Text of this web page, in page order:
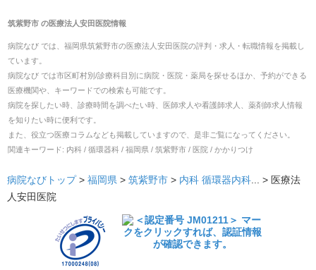
筑紫野市の医療法人安田医院情報
病院なび では、 福岡県筑紫野市の医療法人安田医院の評判・求人・転職情報を掲載し
ています。
病院なび では市区町村別/診療科目別に病院・医院・薬局を探せるほか、予約ができる
医療機関や、キーワードでの検索も可能です。
病院を探したい時、診療時間を調べたい時、医師求人や看護師求人、薬剤師求人情報
を知りたい時に便利です。
また、役立つ医療コラムなども掲載していますので、是非ご覧になってください。
関連キーワード: 内科 / 循環器科 / 福岡県 / 筑紫野市 / 医院 / かかりつけ
病院なびトップ> 福岡県 > 筑紫野市 > 内科 循環器内科 ... > 医療法
人安田医院